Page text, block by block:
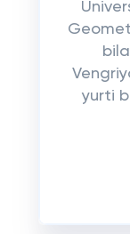
yurti